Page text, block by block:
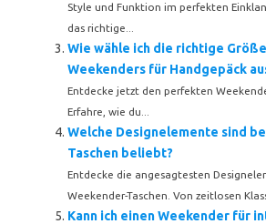
Style und Funktion im perfekten
das richtige...
Wie wähle ich die richtige
Weekenders für Handgepäck
Entdecke jetzt den perfekten
Erfahre, wie du...
Welche Designelemente sind
Taschen beliebt?
Entdecke die angesagtesten
Weekender-Taschen. Von zeitlosen
Kann ich einen Weekender für